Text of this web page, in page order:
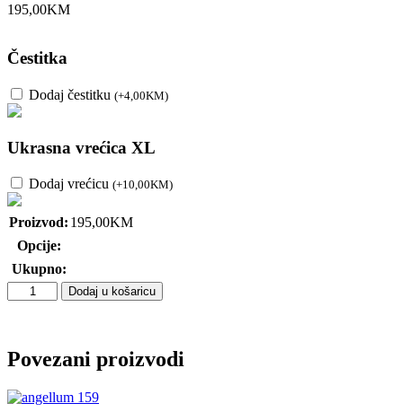
195,00KM
Čestitka
Dodaj čestitku (+4,00KM)
Ukrasna vrećica XL
Dodaj vrećicu (+10,00KM)
Proizvod: 195,00KM
Opcije:
Ukupno:
Angellum
"Classic"
Posljednja
večera
slika
na
Dodaj u košaricu
Povezani proizvodi